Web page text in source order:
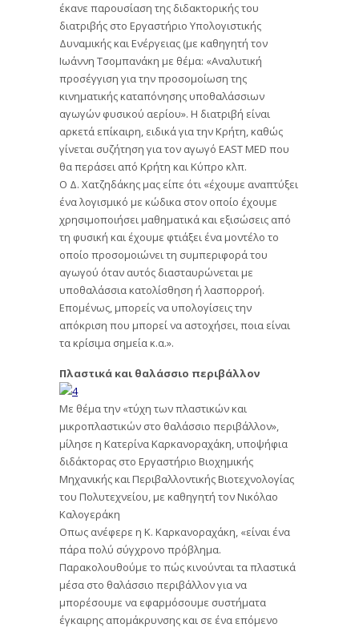
έκανε παρουσίαση της διδακτορικής του
διατριβής στο Εργαστήριο Υπολογιστικής
Δυναμικής και Ενέργειας (με καθηγητή τον
Ιωάννη Τσομπανάκη με θέμα: «Αναλυτική
προσέγγιση για την προσομοίωση της
κινηματικής καταπόνησης υποθαλάσσιων
αγωγών φυσικού αερίου». Η διατριβή είναι
αρκετά επίκαιρη, ειδικά για την Κρήτη, καθώς
γίνεται συζήτηση για τον αγωγό EAST MED που
θα περάσει από Κρήτη και Κύπρο κλπ.
Ο Δ. Χατζηδάκης μας είπε ότι «έχουμε αναπτύξει
ένα λογισμικό με κώδικα στον οποίο έχουμε
χρησιμοποιήσει μαθηματικά και εξισώσεις από
τη φυσική και έχουμε φτιάξει ένα μοντέλο το
οποίο προσομοιώνει τη συμπεριφορά του
αγωγού όταν αυτός διασταυρώνεται με
υποθαλάσσια κατολίσθηση ή λασπορροή.
Επομένως, μπορείς να υπολογίσεις την
απόκριση που μπορεί να αστοχήσει, ποια είναι
τα κρίσιμα σημεία κ.α.».
Πλαστικά και θαλάσσιο περιβάλλον
Με θέμα την «τύχη των πλαστικών και
μικροπλαστικών στο θαλάσσιο περιβάλλον»,
μίλησε η Κατερίνα Καρκανοραχάκη, υποψήφια
διδάκτορας στο Εργαστήριο Βιοχημικής
Μηχανικής και Περιβαλλοντικής Βιοτεχνολογίας
του Πολυτεχνείου, με καθηγητή τον Νικόλαο
Καλογεράκη
Οπως ανέφερε η Κ. Καρκανοραχάκη, «είναι ένα
πάρα πολύ σύγχρονο πρόβλημα.
Παρακολουθούμε το πώς κινούνται τα πλαστικά
μέσα στο θαλάσσιο περιβάλλον για να
μπορέσουμε να εφαρμόσουμε συστήματα
έγκαιρης απομάκρυνσης και σε ένα επόμενο